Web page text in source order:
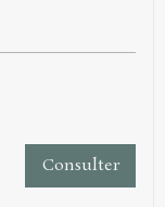
Consulter